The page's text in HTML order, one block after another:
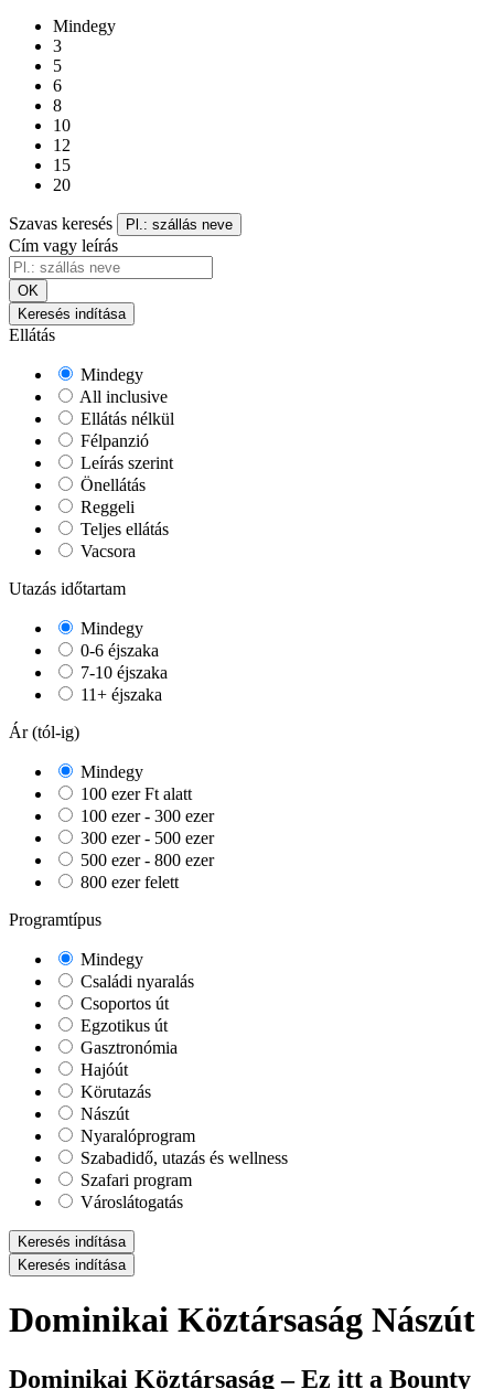
Mindegy
3
5
6
8
10
12
15
20
Szavas keresés Pl.: szállás neve
Cím vagy leírás
OK
Keresés indítása
Ellátás
Mindegy
All inclusive
Ellátás nélkül
Félpanzió
Leírás szerint
Önellátás
Reggeli
Teljes ellátás
Vacsora
Utazás időtartam
Mindegy
0-6 éjszaka
7-10 éjszaka
11+ éjszaka
Ár (tól-ig)
Mindegy
100 ezer Ft alatt
100 ezer - 300 ezer
300 ezer - 500 ezer
500 ezer - 800 ezer
800 ezer felett
Programtípus
Mindegy
Családi nyaralás
Csoportos út
Egzotikus út
Gasztronómia
Hajóút
Körutazás
Nászút
Nyaralóprogram
Szabadidő, utazás és wellness
Szafari program
Városlátogatás
Keresés indítása
Keresés indítása
Dominikai Köztársaság Nászút
Dominikai Köztársaság – Ez itt a Bounty